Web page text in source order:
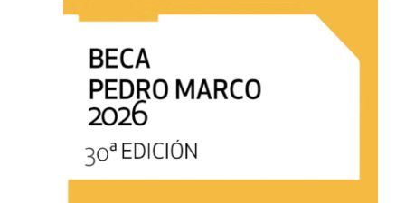
reuneixen
la
Facultat
Arts